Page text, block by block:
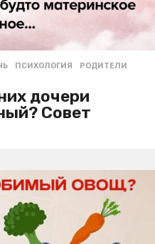
,ПСИХОЛОГИЯ ,РОДИТЕЛИ
дочери
Совет